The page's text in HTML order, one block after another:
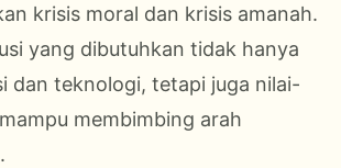
krisis moral dan krisis amanah.
yang dibutuhkan tidak hanya
dan teknologi, tetapi juga nilai-
membimbing arah